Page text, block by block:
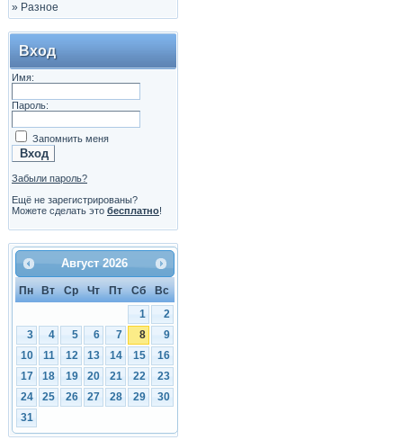
» Разное
Вход
Имя:
Пароль:
Запомнить меня
Забыли пароль?
Ещё не зарегистрированы?
Можете сделать это бесплатно!
Август 2026
Пн Вт Ср Чт Пт Сб
Вс
1
2
3
4 5 6 7 8
9
10
11 12 13 14 15
16
17
18 19 20 21 22
23
24
25 26 27 28 29
30
31